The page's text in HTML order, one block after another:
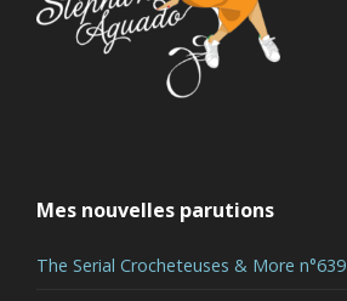
Mes nouvelles parutions
The Serial Crocheteuses & More n°639